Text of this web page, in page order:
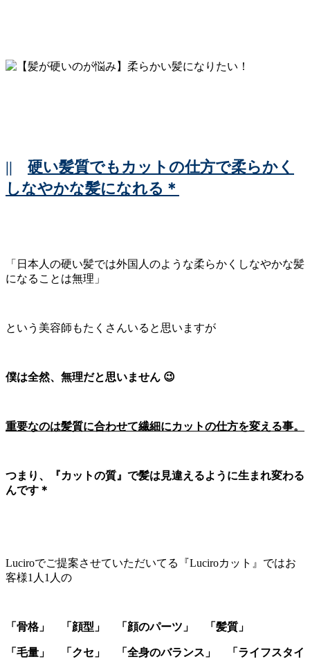
|| 硬い髪質でもカットの仕方で柔らかく
しなやかな髪になれる＊
「日本人の硬い髪では外国人のような柔らかくしなやかな髪
になることは無理」
という美容師もたくさんいると思いますが
僕は全然、無理だと思いません 😉
重要なのは髪質に合わせて繊細にカットの仕方を変える事。
つまり、『カットの質』で髪は見違えるように生まれ変わる
んです＊
Luciroでご提案させていただいてる『Luciroカット』ではお
客様1人1人の
「骨格」 「顔型」 「顔のパーツ」 「髪質」
「毛量」 「クセ」 「全身のバランス」 「ライフスタイ